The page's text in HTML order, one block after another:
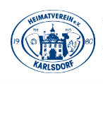
Zum
Inhalt
springen